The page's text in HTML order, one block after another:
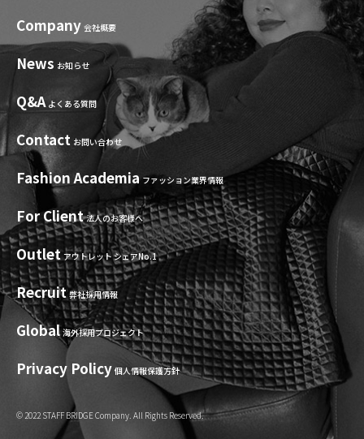
Company 会社概要
News お知らせ
Q&A よくある質問
Contact お問い合わせ
Fashion Academia ファッション業界情報
For Client 法人のお客様へ
Outlet アウトレット シェアNo.1
Recruit 弊社採用情報
Global 海外採用プロジェクト
Privacy Policy 個人情報保護方針
© 2022 STAFF BRIDGE Company. All Rights Reserved.